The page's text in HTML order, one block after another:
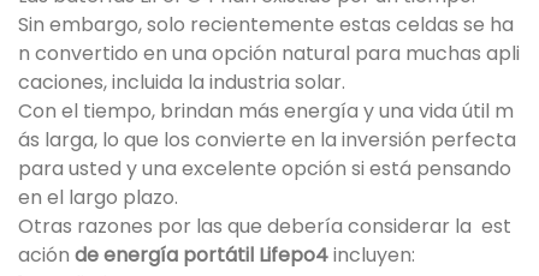
Sin embargo, solo recientemente estas celdas se ha
n convertido en una opción natural para muchas apli
caciones, incluida la industria solar.
Con el tiempo, brindan más energía y una vida útil m
ás larga, lo que los convierte en la inversión perfecta
para usted y una excelente opción si está pensando
en el largo plazo.
Otras razones por las que debería considerar la est
ación de energía portátil Lifepo4incluyen: